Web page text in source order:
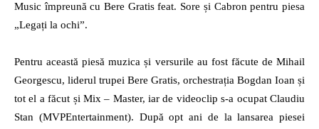
Music împreună cu Bere Gratis feat. Sore și Cabron pentru piesa
„Legați la ochi”.
Pentru această piesă muzica și versurile au fost făcute de Mihail
Georgescu, liderul trupei Bere Gratis, orchestrația Bogdan Ioan și
tot el a făcut și Mix – Master, iar de videoclip s-a ocupat Claudiu
Stan (MVPEntertainment). După opt ani de la lansarea piesei